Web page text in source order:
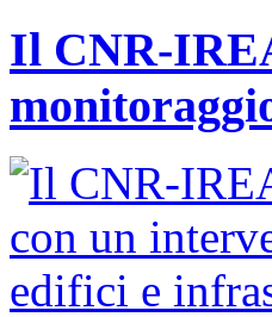
Il CNR-